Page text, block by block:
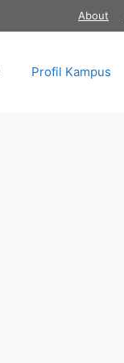
About
Profil Kampus